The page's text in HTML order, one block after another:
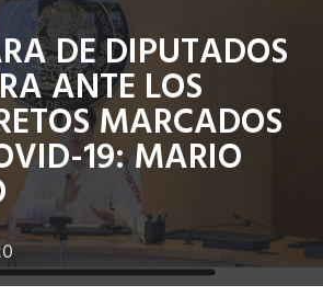
DE DIPUTADOS
ANTE LOS
MARCADOS
19: MARIO